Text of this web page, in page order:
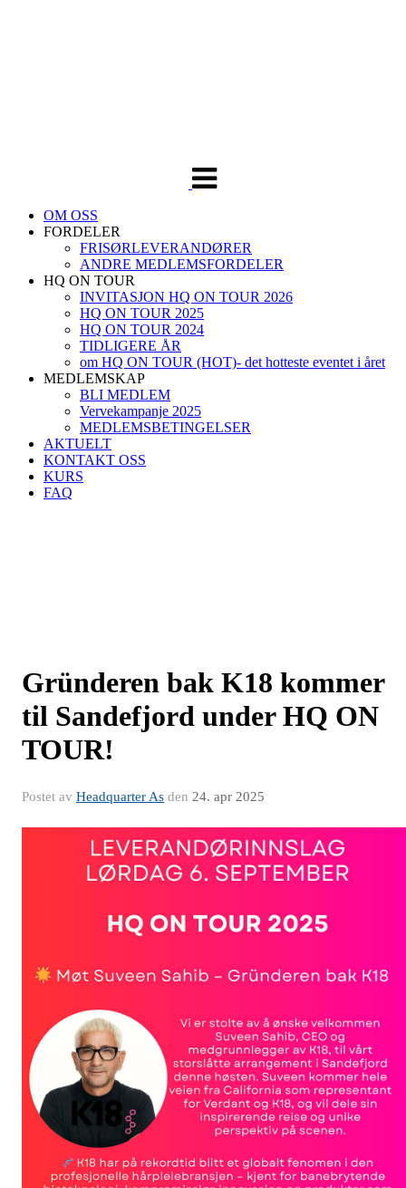
OM OSS
FORDELER
FRISØRLEVERANDØRER
ANDRE MEDLEMSFORDELER
HQ ON TOUR
INVITASJON HQ ON TOUR 2026
HQ ON TOUR 2025
HQ ON TOUR 2024
TIDLIGERE ÅR
om HQ ON TOUR (HOT)- det hotteste eventet i året
MEDLEMSKAP
BLI MEDLEM
Vervekampanje 2025
MEDLEMSBETINGELSER
AKTUELT
KONTAKT OSS
KURS
FAQ
Gründeren bak K18 kommer
til Sandefjord under HQ ON
TOUR!
Postet av Headquarter As den 24. apr 2025